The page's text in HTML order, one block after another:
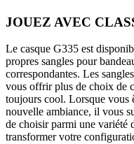
JOUEZ AVEC
Le casque G335 est
propres sangles pour
correspondantes. Les
vous offrir plus de choix de
toujours cool. Lorsque vous
nouvelle ambiance, il vous
de choisir parmi une variété
transformer votre